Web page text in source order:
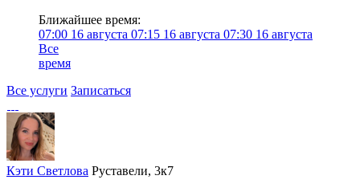
Ближайшее время:
07:00 16 августа 07:15 16 августа 07:30 16 августа
Все
время
Все услуги Записаться
Кэти Светлова Руставели, 3к7